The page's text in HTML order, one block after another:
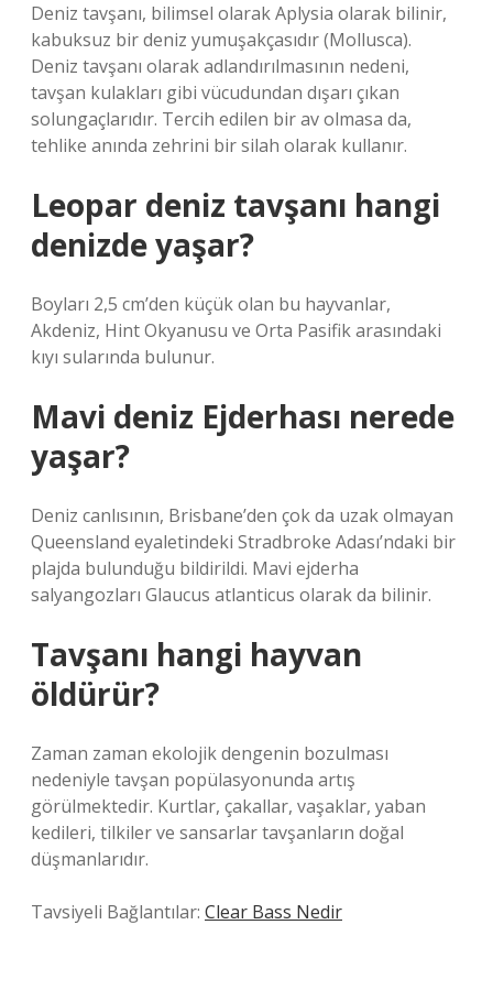
Deniz tavşanı, bilimsel olarak Aplysia olarak bilinir,
kabuksuz bir deniz yumuşakçasıdır (Mollusca).
Deniz tavşanı olarak adlandırılmasının nedeni,
tavşan kulakları gibi vücudundan dışarı çıkan
solungaçlarıdır. Tercih edilen bir av olmasa da,
tehlike anında zehrini bir silah olarak kullanır.
Leopar deniz tavşanı hangi
denizde yaşar?
Boyları 2,5 cm’den küçük olan bu hayvanlar,
Akdeniz, Hint Okyanusu ve Orta Pasifik arasındaki
kıyı sularında bulunur.
Mavi deniz Ejderhası nerede
yaşar?
Deniz canlısının, Brisbane’den çok da uzak olmayan
Queensland eyaletindeki Stradbroke Adası’ndaki bir
plajda bulunduğu bildirildi. Mavi ejderha
salyangozları Glaucus atlanticus olarak da bilinir.
Tavşanı hangi hayvan
öldürür?
Zaman zaman ekolojik dengenin bozulması
nedeniyle tavşan popülasyonunda artış
görülmektedir. Kurtlar, çakallar, vaşaklar, yaban
kedileri, tilkiler ve sansarlar tavşanların doğal
düşmanlarıdır.
Tavsiyeli Bağlantılar: Clear Bass Nedir